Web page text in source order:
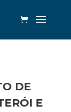
DE
E